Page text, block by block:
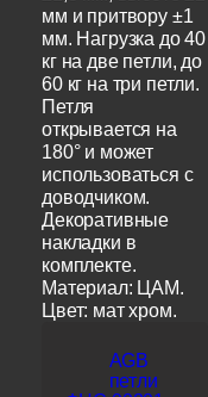
мм и притвору ±1
мм. Нагрузка до 40
кг на две петли, до
60 кг на три петли.
Петля
открывается на
180° и может
использоваться с
доводчиком.
Декоративные
накладки в
комплекте.
Материал: ЦАМ.
Цвет: мат хром.
AGB
петли